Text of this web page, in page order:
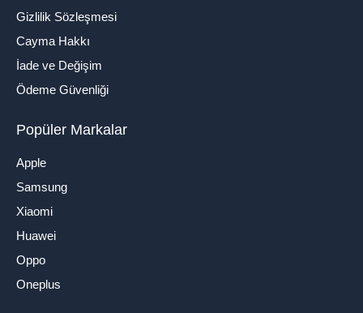
Gizlilik Sözleşmesi
Cayma Hakkı
İade ve Değişim
Ödeme Güvenliği
Popüler Markalar
Apple
Samsung
Xiaomi
Huawei
Oppo
Oneplus